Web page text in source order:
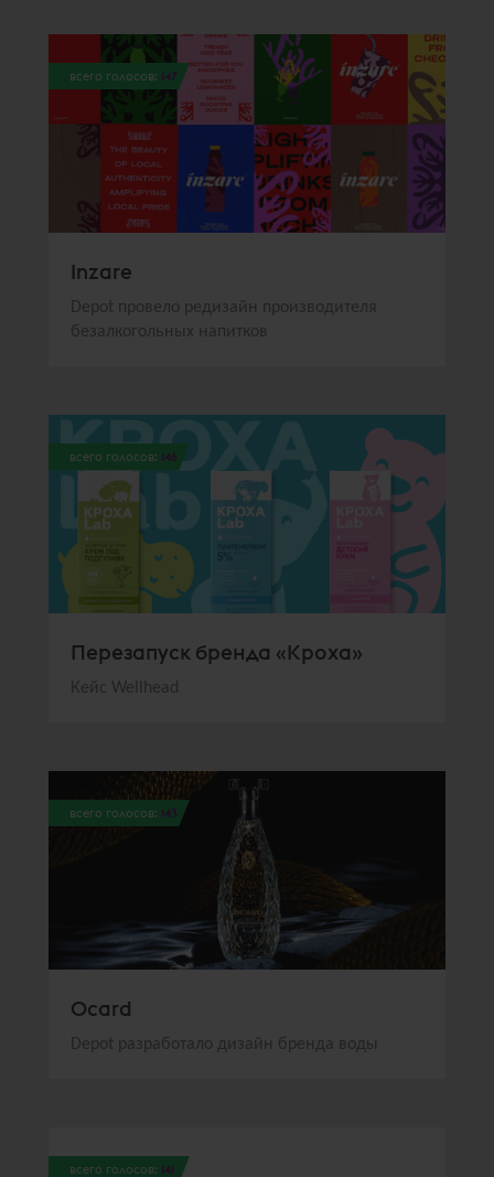
всего голосов: 147
Inzare
Depot провело редизайн производителя
безалкогольных напитков
всего голосов: 146
Перезапуск бренда «Кроха»
Кейс Wellhead
всего голосов: 143
Ocard
Depot разработало дизайн бренда воды
всего голосов: 141